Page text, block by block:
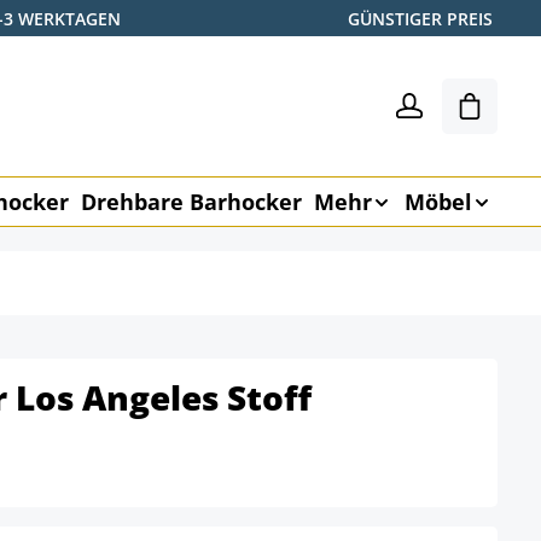
WERKTAGEN GÜNSTIGER PREIS
Drehbare Barhocker Mehr Möbel
Angeles Stoff